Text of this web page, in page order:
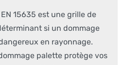
15635 est une grille de
si un dommage
en rayonnage.
palette protège vos